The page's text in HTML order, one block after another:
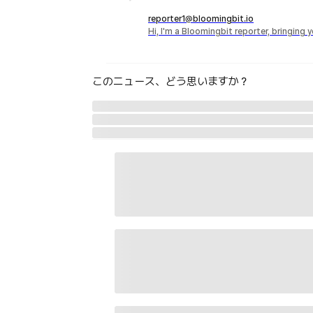
reporter1@bloomingbit.io
Hi, I'm a Bloomingbit reporter, bringing
このニュース、どう思いますか？